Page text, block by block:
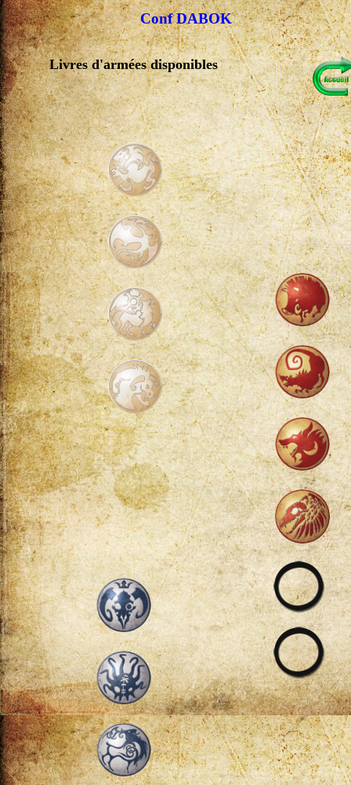
Conf DABOK
Livres d'armées disponibles